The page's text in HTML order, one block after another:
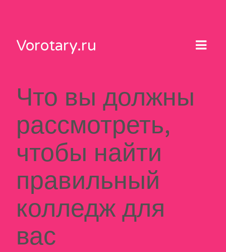
contentVorotary.ru
Что вы должны
рассмотреть,
чтобы найти
правильный
колледж для
вас